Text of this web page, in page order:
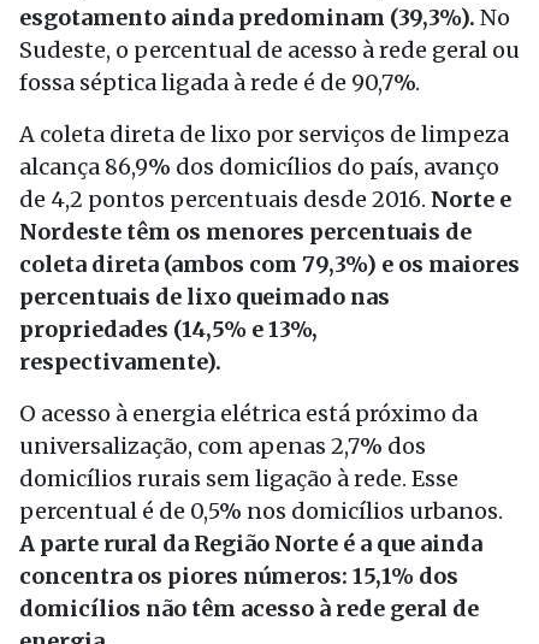
esgotamento ainda predominam (39,3%). No
Sudeste, o percentual de acesso à rede geral ou
fossa séptica ligada à rede é de 90,7%.
A coleta direta de lixo por serviços de limpeza
alcança 86,9% dos domicílios do país, avanço
de 4,2 pontos percentuais desde 2016. Norte e
Nordeste têm os menores percentuais de
coleta direta (ambos com 79,3%) e os maiores
percentuais de lixo queimado nas
propriedades (14,5% e 13%,
respectivamente).
O acesso à energia elétrica está próximo da
universalização, com apenas 2,7% dos
domicílios rurais sem ligação à rede. Esse
percentual é de 0,5% nos domicílios urbanos.
A parte rural da Região Norte é a que ainda
concentra os piores números: 15,1% dos
domicílios não têm acesso à rede geral de